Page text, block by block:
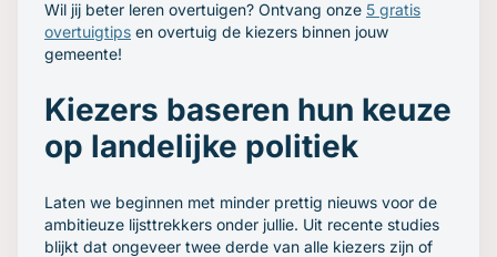
Wil jij beter leren overtuigen? Ontvang onze 5 gratis
overtuigtips en overtuig de kiezers binnen jouw
gemeente!
Kiezers baseren hun keuze
op landelijke politiek
Laten we beginnen met minder prettig nieuws voor de
ambitieuze lijsttrekkers onder jullie. Uit recente studies
blijkt dat ongeveer twee derde van alle kiezers zijn of